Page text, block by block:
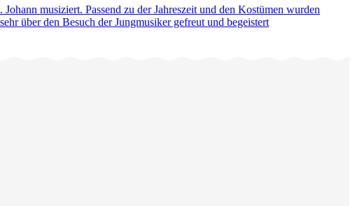
musiziert. Passend zu der Jahreszeit und den Kostümen wurden
über den Besuch der Jungmusiker gefreut und begeistert